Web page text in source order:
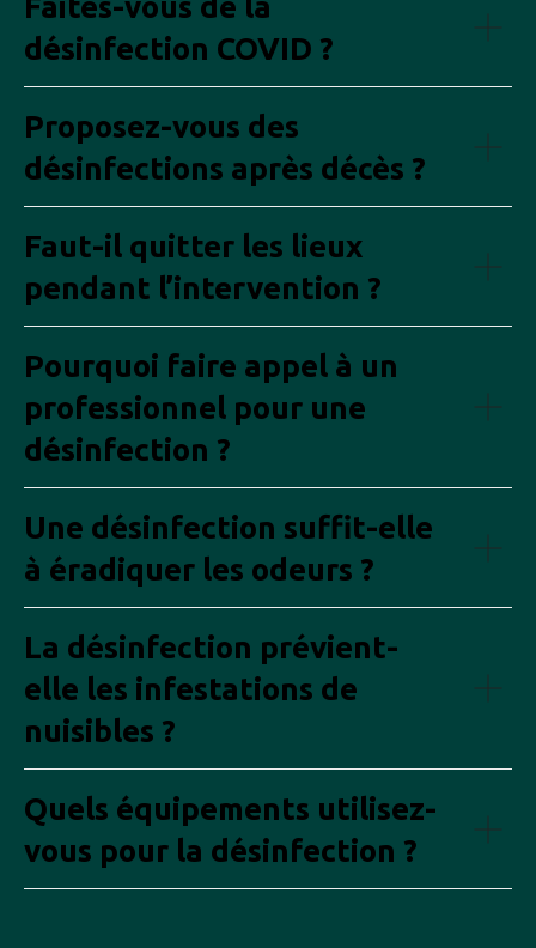
désinfection COVID ?
Proposez-vous des
désinfections après décès ?
Faut-il quitter les lieux
pendant l’intervention ?
Pourquoi faire appel à un
professionnel pour une
désinfection ?
Une désinfection suffit-elle
à éradiquer les odeurs ?
La désinfection prévient-
elle les infestations de
nuisibles ?
Quels équipements utilisez-
vous pour la désinfection ?